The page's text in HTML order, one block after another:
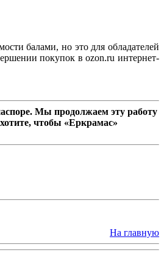
балами, но это для обладателей
покупок в ozon.ru интернет-
Мы продолжаем эту работу
чтобы «Еркрамас»
На главную